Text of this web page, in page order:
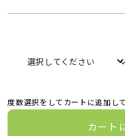
度数選択をしてカートに追加し
カート